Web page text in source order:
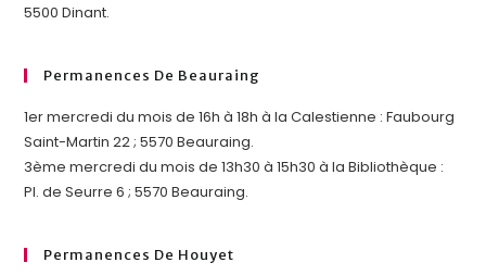
5500 Dinant.
Permanences De Beauraing
1er mercredi du mois de 16h à 18h à la Calestienne : Faubourg
Saint-Martin 22 ; 5570 Beauraing.
3ème mercredi du mois de 13h30 à 15h30 à la Bibliothèque :
Pl. de Seurre 6 ; 5570 Beauraing.
Permanences De Houyet